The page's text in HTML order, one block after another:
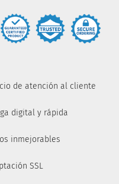
de atención al cliente
digital y rápida
inmejorables
SSL